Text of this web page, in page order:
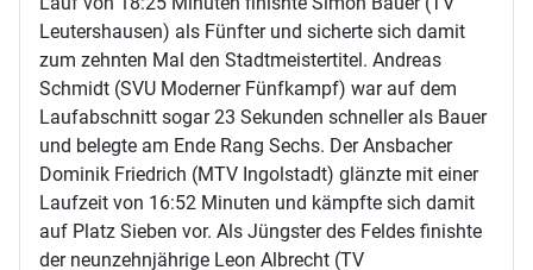
Leutershausen) als Fünfter und sicherte sich damit
zum zehnten Mal den Stadtmeistertitel. Andreas
Schmidt (SVU Moderner Fünfkampf) war auf dem
Laufabschnitt sogar 23 Sekunden schneller als Bauer
und belegte am Ende Rang Sechs. Der Ansbacher
Dominik Friedrich (MTV Ingolstadt) glänzte mit einer
Laufzeit von 16:52 Minuten und kämpfte sich damit
auf Platz Sieben vor. Als Jüngster des Feldes finishte
der neunzehnjährige Leon Albrecht (TV